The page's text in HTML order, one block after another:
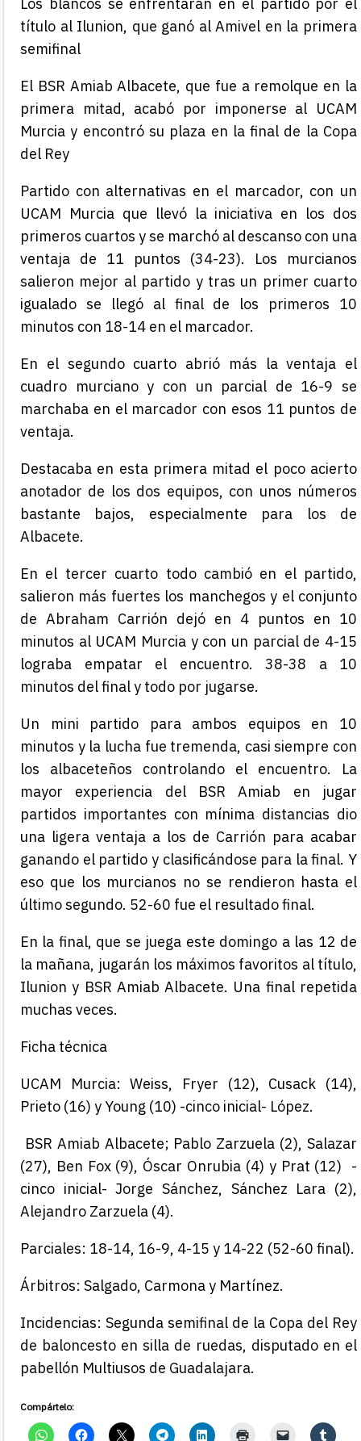
Los blancos se enfrentarán en el partido por el
título al Ilunion, que ganó al Amivel en la primera
semifinal
El BSR Amiab Albacete, que fue a remolque en la
primera mitad, acabó por imponerse al UCAM
Murcia y encontró su plaza en la final de la Copa
del Rey
Partido con alternativas en el marcador, con un
UCAM Murcia que llevó la iniciativa en los dos
primeros cuartos y se marchó al descanso con una
ventaja de 11 puntos (34-23). Los murcianos
salieron mejor al partido y tras un primer cuarto
igualado se llegó al final de los primeros 10
minutos con 18-14 en el marcador.
En el segundo cuarto abrió más la ventaja el
cuadro murciano y con un parcial de 16-9 se
marchaba en el marcador con esos 11 puntos de
ventaja.
Destacaba en esta primera mitad el poco acierto
anotador de los dos equipos, con unos números
bastante bajos, especialmente para los de
Albacete.
En el tercer cuarto todo cambió en el partido,
salieron más fuertes los manchegos y el conjunto
de Abraham Carrión dejó en 4 puntos en 10
minutos al UCAM Murcia y con un parcial de 4-15
lograba empatar el encuentro. 38-38 a 10
minutos del final y todo por jugarse.
Un mini partido para ambos equipos en 10
minutos y la lucha fue tremenda, casi siempre con
los albaceteños controlando el encuentro. La
mayor experiencia del BSR Amiab en jugar
partidos importantes con mínima distancias dio
una ligera ventaja a los de Carrión para acabar
ganando el partido y clasificándose para la final. Y
eso que los murcianos no se rendieron hasta el
último segundo. 52-60 fue el resultado final.
En la final, que se juega este domingo a las 12 de
la mañana, jugarán los máximos favoritos al título,
Ilunion y BSR Amiab Albacete. Una final repetida
muchas veces.
Ficha técnica
UCAM Murcia: Weiss, Fryer (12), Cusack (14),
Prieto (16) y Young (10) -cinco inicial- López.
BSR Amiab Albacete; Pablo Zarzuela (2), Salazar
(27), Ben Fox (9), Óscar Onrubia (4) y Prat (12) -
cinco inicial- Jorge Sánchez, Sánchez Lara (2),
Alejandro Zarzuela (4).
Parciales: 18-14, 16-9, 4-15 y 14-22 (52-60 final).
Árbitros: Salgado, Carmona y Martínez.
Incidencias: Segunda semifinal de la Copa del Rey
de baloncesto en silla de ruedas, disputado en el
pabellón Multiusos de Guadalajara.
Compártelo: